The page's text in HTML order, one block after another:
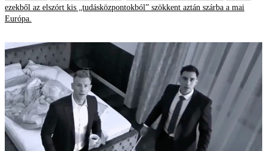
ezekből az elszórt kis „tudásközpontokból” szökkent aztán szárba a mai
Európa.